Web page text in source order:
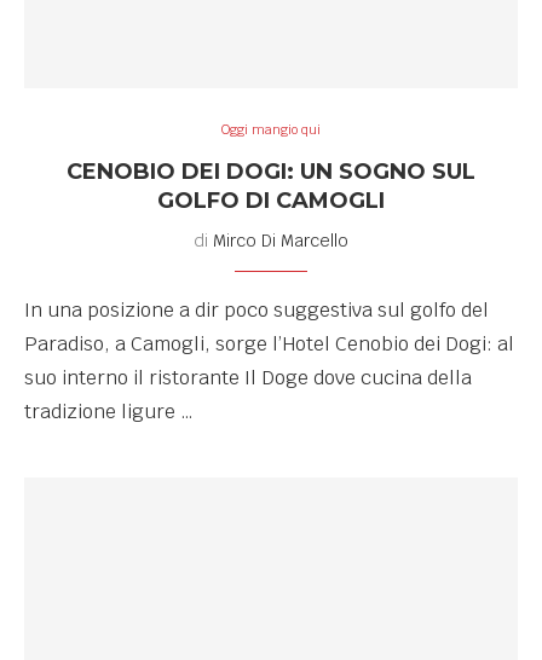
Oggi mangio qui
CENOBIO DEI DOGI: UN SOGNO SUL
GOLFO DI CAMOGLI
di Mirco Di Marcello
In una posizione a dir poco suggestiva sul golfo del
Paradiso, a Camogli, sorge l’Hotel Cenobio dei Dogi: al
suo interno il ristorante Il Doge dove cucina della
tradizione ligure …